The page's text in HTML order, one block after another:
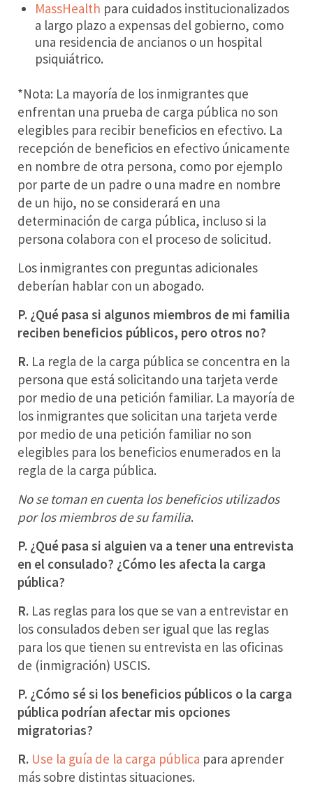
MassHealth para cuidados institucionalizados
a largo plazo a expensas del gobierno, como
una residencia de ancianos o un hospital
psiquiátrico.
*Nota: La mayoría de los inmigrantes que
enfrentan una prueba de carga pública no son
elegibles para recibir beneficios en efectivo. La
recepción de beneficios en efectivo únicamente
en nombre de otra persona, como por ejemplo
por parte de un padre o una madre en nombre
de un hijo, no se considerará en una
determinación de carga pública, incluso si la
persona colabora con el proceso de solicitud.
Los inmigrantes con preguntas adicionales
deberían hablar con un abogado.
P. ¿Qué pasa si algunos miembros de mi familia
reciben beneficios públicos, pero otros no?
R. La regla de la carga pública se concentra en la
persona que está solicitando una tarjeta verde
por medio de una petición familiar. La mayoría de
los inmigrantes que solicitan una tarjeta verde
por medio de una petición familiar no son
elegibles para los beneficios enumerados en la
regla de la carga pública.
No se toman en cuenta los beneficios utilizados
por los miembros de su familia.
P. ¿Qué pasa si alguien va a tener una entrevista
en el consulado? ¿Cómo les afecta la carga
pública?
R. Las reglas para los que se van a entrevistar en
los consulados deben ser igual que las reglas
para los que tienen su entrevista en las oficinas
de (inmigración) USCIS.
P. ¿Cómo sé si los beneficios públicos o la carga
pública podrían afectar mis opciones
migratorias?
R. Use la guía de la carga pública para aprender
más sobre distintas situaciones.